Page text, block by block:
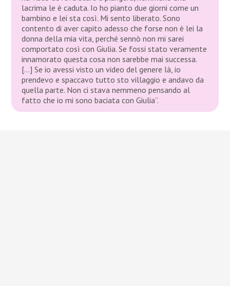
lacrima le è caduta. Io ho pianto due giorni come un
bambino e lei sta così. Mi sento liberato. Sono
contento di aver capito adesso che forse non è lei la
donna della mia vita, perché sennò non mi sarei
comportato così con Giulia. Se fossi stato veramente
innamorato questa cosa non sarebbe mai successa.
[…] Se io avessi visto un video del genere là, io
prendevo e spaccavo tutto sto villaggio e andavo da
quella parte. Non ci stava nemmeno pensando al
fatto che io mi sono baciata con Giulia”.